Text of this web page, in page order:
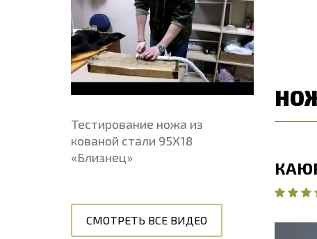
Тестирование ножа из
кованой стали 95Х18
«Близнец»
СМОТРЕТЬ ВСЕ ВИДЕО